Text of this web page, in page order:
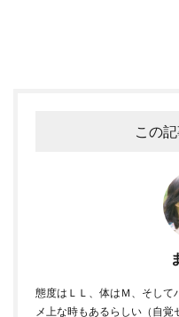
この
態度はＬＬ、体はＭ、そして
メ上な時もあるらしい（自